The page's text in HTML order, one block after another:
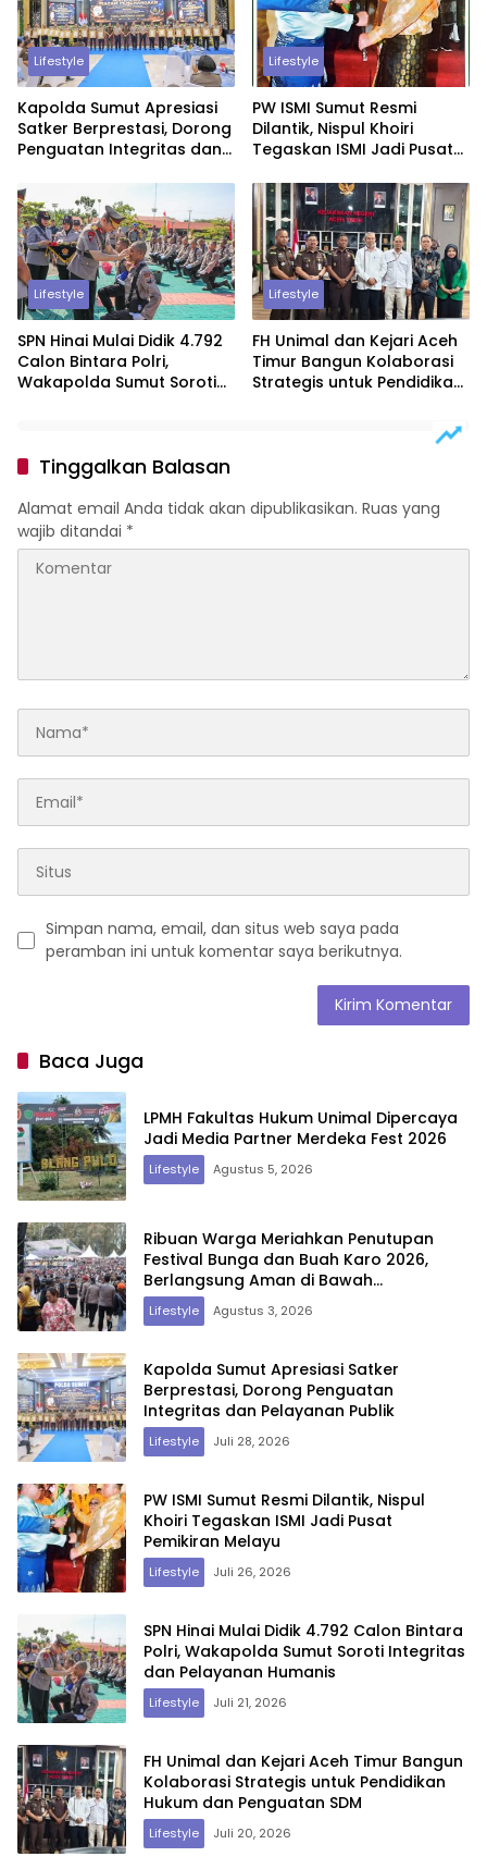
Lifestyle
Kapolda Sumut Apresiasi
Satker Berprestasi, Dorong
Penguatan Integritas dan
Lifestyle
PW ISMI Sumut Resmi
Dilantik, Nispul Khoiri
Tegaskan ISMI Jadi Pusat
Lifestyle
SPN Hinai Mulai Didik 4.792
Calon Bintara Polri,
Wakapolda Sumut Soroti
Lifestyle
FH Unimal dan Kejari Aceh
Timur Bangun Kolaborasi
Strategis untuk Pendidikan
Tinggalkan Balasan
Alamat email Anda tidak akan dipublikasikan. Ruas yang
wajib ditandai *
Simpan nama, email, dan situs web saya pada
peramban ini untuk komentar saya berikutnya.
Baca Juga
LPMH Fakultas Hukum Unimal Dipercaya
Jadi Media Partner Merdeka Fest 2026
Lifestyle Agustus 5, 2026
Ribuan Warga Meriahkan Penutupan
Festival Bunga dan Buah Karo 2026,
Berlangsung Aman di Bawah
Pengamanan Gabungan
Lifestyle Agustus 3, 2026
Kapolda Sumut Apresiasi Satker
Berprestasi, Dorong Penguatan
Integritas dan Pelayanan Publik
Lifestyle Juli 28, 2026
PW ISMI Sumut Resmi Dilantik, Nispul
Khoiri Tegaskan ISMI Jadi Pusat
Pemikiran Melayu
Lifestyle Juli 26, 2026
SPN Hinai Mulai Didik 4.792 Calon Bintara
Polri, Wakapolda Sumut Soroti Integritas
dan Pelayanan Humanis
Lifestyle Juli 21, 2026
FH Unimal dan Kejari Aceh Timur Bangun
Kolaborasi Strategis untuk Pendidikan
Hukum dan Penguatan SDM
Lifestyle Juli 20, 2026